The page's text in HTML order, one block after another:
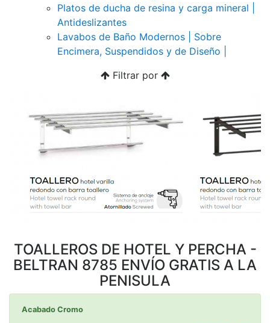
Platos de ducha de resina y carga mineral |
Antideslizantes
Lavabos de Baño Modernos | Sobre
Encimera, Suspendidos y de Diseño |
Filtrar por
TOALLEROS DE HOTEL Y PERCHA -
BELTRAN 8785 ENVÍO GRATIS A LA
PENISULA
Acabado Cromo